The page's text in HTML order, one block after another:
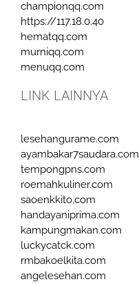
championqq.com
https://117.18.0.40
hematqq.com
murniqq.com
menuqq.com
LINK LAINNYA
lesehangurame.com
ayambakar7saudara.com
tempongpns.com
roemahkuliner.com
saoenkkito.com
handayaniprima.com
kampungmakan.com
luckycatck.com
rmbakoelkita.com
angelesehan.com